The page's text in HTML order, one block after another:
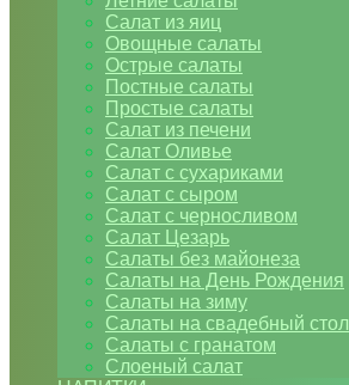
Салат из яиц
Овощные салаты
Острые салаты
Постные салаты
Простые салаты
Салат из печени
Салат Оливье
Салат с сухариками
Салат с сыром
Салат с черносливом
Салат Цезарь
Салаты без майонеза
Салаты на День Рождения
Салаты на зиму
Салаты на свадебный стол
Салаты с гранатом
Слоеный салат